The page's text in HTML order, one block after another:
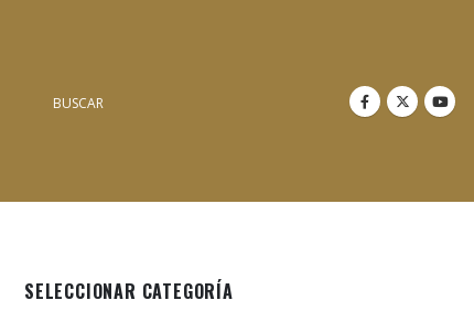
BUSCAR
SELECCIONAR CATEGORÍA